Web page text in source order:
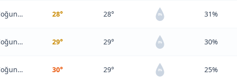
Çoğunlukla Açık 28° 28° 0% 31%
Çoğunlukla Açık 29° 29° 0% 30%
Çoğunlukla Açık 30° 29° 0% 25%